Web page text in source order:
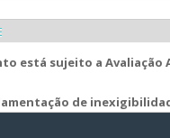
está sujeito a Avaliação
de